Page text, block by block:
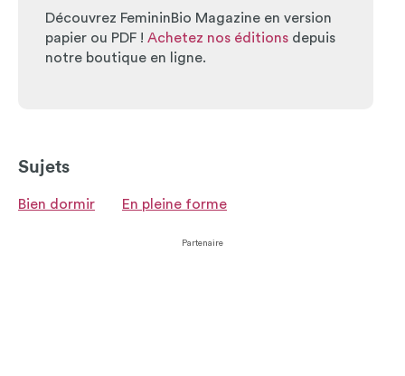
Découvrez FemininBio Magazine en version
papier ou PDF ! Achetez nos éditions depuis
notre boutique en ligne.
Sujets
Bien dormir En pleine forme
Partenaire